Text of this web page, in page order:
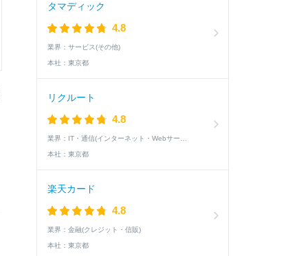
タマディック
4.8
業界： サービス(その他)
本社： 東京都
リクルート
4.8
業界：
本社： 東京都
楽天カード
4.8
業界： 金融(クレジット・信販)
本社： 東京都